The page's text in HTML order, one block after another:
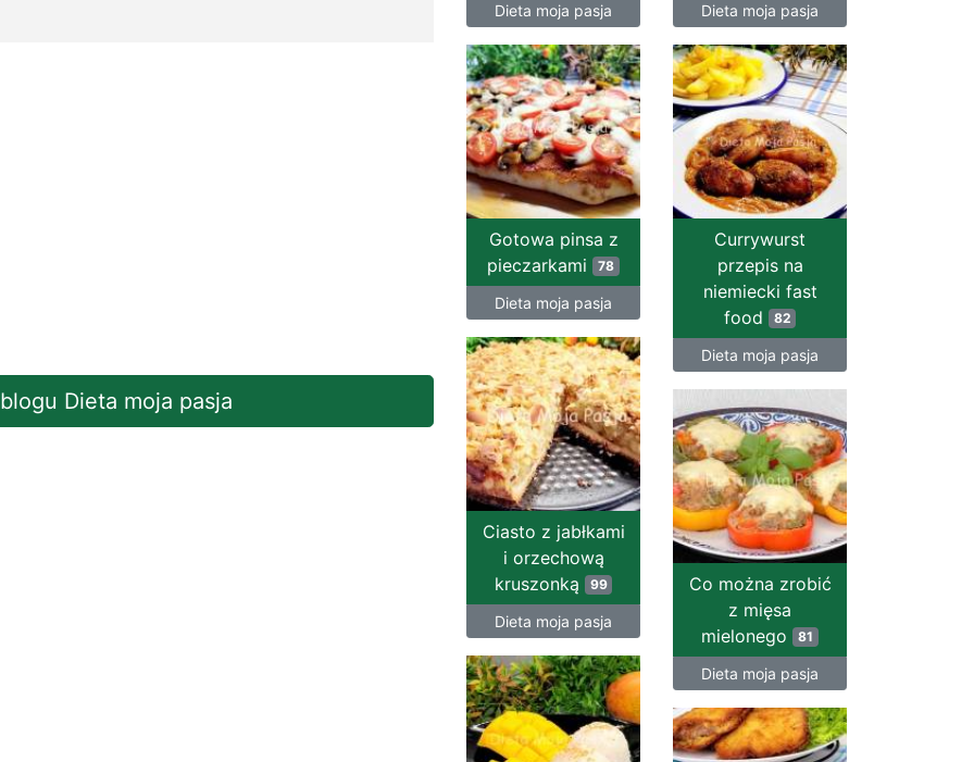
Dieta moja pasja
Dieta moja pasja Dieta moja pasja
Gotowa pinsa z
pieczarkami 78
Dieta moja pasja
Currywurst
przepis na
niemiecki fast
food
82
Dieta moja pasja
Ciasto z jabłkami
i orzechową
kruszonką
99
Dieta moja pasja
Co można zrobić
z mięsa
mielonego 81
Dieta moja pasja